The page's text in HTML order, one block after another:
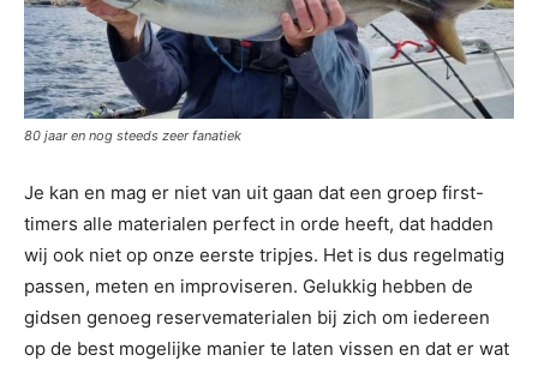
80 jaar en nog steeds zeer fanatiek
Je kan en mag er niet van uit gaan dat een groep first-
timers alle materialen perfect in orde heeft, dat hadden
wij ook niet op onze eerste tripjes. Het is dus regelmatig
passen, meten en improviseren. Gelukkig hebben de
gidsen genoeg reservematerialen bij zich om iedereen
op de best mogelijke manier te laten vissen en dat er wat